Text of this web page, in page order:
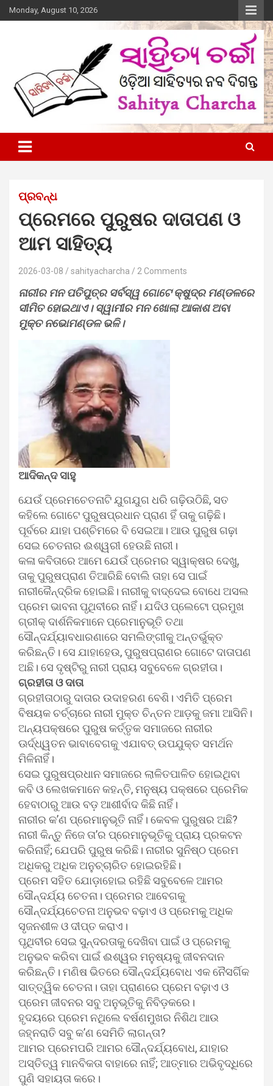
Skip
to
Monday, August 10, 2026
Sahitya Charcha
ପ୍ରବନ୍ଧ
ପ୍ରେମରେ ପୁରୁଷର ଦାତାପଣ ଓ
ଆମ ସାହିତ୍ୟ
2026-03-08 sahityacharcha 2 Comments
ନାରୀର ମନ ପତିପୁତ୍ର ସର୍ବସ୍ୱ ଗୋଟେ କ୍ଷୁଦ୍ର ମଣ୍ଡଳରେ
ସୀମିତ ହୋଇଥାଏ। ସ୍ୱାମୀର ମନ ଖୋଲା ଆକାଶ ଅବା
ମୁକ୍ତ ନଭୋମଣ୍ଡଳ ଭଳି।
ଆଦିକନ୍ଦ ସାହୁ
ଯେଉଁ ପ୍ରେମଚେତନାଟି ଯୁଗଯୁଗ ଧରି ଗଢ଼ିଉଠିଛି, ସତ
କହିଲେ ଗୋଟେ ପୁରୁଷପ୍ରଧାନ ପ୍ରାଣ ହିଁ ତାକୁ ଗଢ଼ିଛି।
ପୂର୍ବରେ ଯାହା ପଶ୍ଚିମରେ ବି ସେଇଆ। ଆଉ ପୁରୁଷ ଗଢ଼ା
ସେଇ ଚେତନାର ଈଶ୍ୱରୀ ହେଉଛି ନାରୀ।
କଳା କବିତାରେ ଆମେ ଯେଉଁ ପ୍ରେମର ସ୍ୱାକ୍ଷର ଦେଖୁ,
ତାକୁ ପୁରୁଷପ୍ରାଣ ତିଆରିଛି ବୋଲି ତାହା ସେ ପାଇଁ
ନାରୀକୈନ୍ଦ୍ରିକ ହୋଇଛି। ନାରୀକୁ ବାଦ୍‌ଦେଇ ବୋଧେ ଅସଲ
ପ୍ରେମ ଭାବନା ପୃଥିବୀରେ ନାହିଁ। ଯଦିଓ ପ୍ଲେଟୋ ପ୍ରମୁଖ
ଗ୍ରୀକ୍ ଦାର୍ଶନିକମାନେ ପ୍ରେମାନୁଭୂତି ତଥା
ସୌନ୍ଦର୍ଯ୍ୟାବଧାରଣାରେ ସମଲିଙ୍ଗୀକୁ ଅନ୍ତର୍ଭୁକ୍ତ
କରିଛନ୍ତି। ସେ ଯାହାହେଉ, ପୁରୁଷପ୍ରାଣର ଗୋଟେ ଦାତାପଣ
ଅଛି। ସେ ଦୃଷ୍ଟିରୁ ନାରୀ ପ୍ରାୟ ସବୁବେଳେ ଗ୍ରହୀତା।
ଗ୍ରହୀତା ଓ ଦାତା
ଗ୍ରହୀତାଠାରୁ ଦାତାର ଉଦାହରଣ ବେଶି। ଏମିତି ପ୍ରେମ
ବିଷୟକ ଚର୍ଚ୍ଚାରେ ନାରୀ ମୁକ୍ତ ଚିନ୍ତନ ଆଡ଼କୁ ଜମା ଆସିନି।
ଅନ୍ୟପକ୍ଷରେ ପୁରୁଷ କର୍ତ୍ତୃକ ସମାଜରେ ନାରୀର
ଊର୍ଦ୍ଧ୍ୱତନ ଭାବାବେଗକୁ ଏଯାବତ୍ ଉପଯୁକ୍ତ ସମର୍ଥନ
ମିଳିନାହିଁ।
ସେଇ ପୁରୁଷପ୍ରଧାନ ସମାଜରେ ଲାଳିତପାଳିତ ହୋଇଥିବା
କବି ଓ ଲେଖକମାନେ କହନ୍ତି, ମନୁଷ୍ୟ ପକ୍ଷରେ ପ୍ରେମିକ
ହେବାଠାରୁ ଆଉ ବଡ଼ ଆଶୀର୍ବାଦ କିଛି ନାହିଁ।
ନାରୀର କ’ଣ ପ୍ରେମାନୁଭୂତି ନାହିଁ। କେବଳ ପୁରୁଷର ଅଛି?
ନାରୀ କିନ୍ତୁ ନିଜେ ତା’ର ପ୍ରେମାନୁଭୂତିକୁ ପ୍ରାୟ ପ୍ରକଟନ
କରିନାହିଁ; ଯେପରି ପୁରୁଷ କରିଛି। ନାରୀର ସୁନିଷ୍ଠ ପ୍ରେମ
ଅଧିକରୁ ଅଧିକ ଅନୁଚ୍ଚାରିତ ହୋଇରହିଛି।
ପ୍ରେମ ସହିତ ଯୋଡ଼ାହୋଇ ରହିଛି ସବୁବେଳେ ଆମର
ସୌନ୍ଦର୍ଯ୍ୟ ଚେତନା। ପ୍ରେମର ଆବେଗକୁ
ସୌନ୍ଦର୍ଯ୍ୟଚେତନା ଅନୁଭବ ବଢ଼ାଏ ଓ ପ୍ରେମକୁ ଅଧିକ
ସୃଜନଶୀଳ ଓ ଦୀପ୍ତ କରାଏ।
ପୃଥିବୀର ସେଇ ସୁନ୍ଦରତାକୁ ଦେଖିବା ପାଇଁ ଓ ପ୍ରେମକୁ
ଅନୁଭବ କରିବା ପାଇଁ ଈଶ୍ୱର ମନୁଷ୍ୟକୁ ଜୀବନଦାନ
କରିଛନ୍ତି। ମଣିଷ ଭିତରେ ସୌନ୍ଦର୍ଯ୍ୟବୋଧ ଏକ ନୈସର୍ଗିକ
ସାତ୍ତ୍ୱିକ ଚେତନା। ତାହା ପ୍ରାଣରେ ପ୍ରେମ ବଢ଼ାଏ ଓ
ପ୍ରେମ ଜୀବନର ସବୁ ଅନୁଭୂତିକୁ ନିବିଡ଼କରେ।
ହୃଦୟରେ ପ୍ରେମ ନଥିଲେ ବର୍ଷଣମୁଖର ନିଶିଥ ଆଉ
ଜହ୍ନରାତି ସବୁ କ’ଣ ସେମିତି ଲାଗନ୍ତା?
ଆମର ପ୍ରେମପରି ଆମର ସୌନ୍ଦର୍ଯ୍ୟବୋଧ, ଯାହାର
ଅସ୍ତିତ୍ୱ ମାନବିକତା ବାହାରେ ନାହିଁ; ଆତ୍ମାର ଅଭିବୃଦ୍ଧିରେ
ପୁଣି ସହାୟତା କରେ।